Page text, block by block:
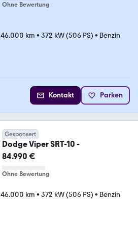
Ohne Bewertung
46.000 km • 372 kW (506 PS) • Benzin
Kontakt Parken
Gesponsert
Dodge Viper SRT-10 -
84.990 €
Ohne Bewertung
46.000 km • 372 kW (506 PS) • Benzin